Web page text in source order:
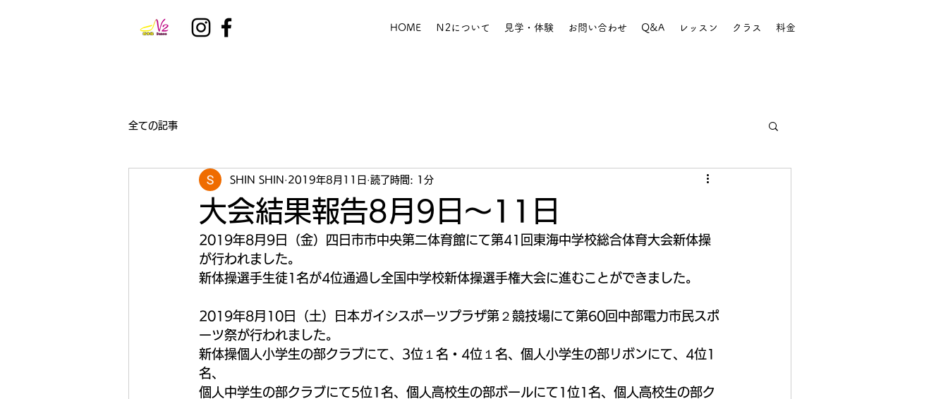
HOME Ｎ2について 見学・体験 お問い合わせ Q&A レッスン クラス 料金
全ての記事
大会結果報告8月9日～11日
SHIN SHIN 2019年8月11日 読了時間: 1分
2019年8月9日（金）四日市市中央第二体育館にて第41回東海中学校総合体育大会新体操
が行われました。
新体操選手生徒1名が4位通過し全国中学校新体操選手権大会に進むことができました。
2019年8月10日（土）日本ガイシスポーツプラザ第２競技場にて第60回中部電力市民スポ
ーツ祭が行われました。
新体操個人小学生の部クラブにて、3位１名・4位１名、個人小学生の部リボンにて、4位1
名、
個人中学生の部クラブにて5位1名、個人高校生の部ボールにて1位1名、個人高校生の部ク